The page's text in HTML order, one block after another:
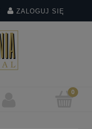
ZALOGUJ SIĘ